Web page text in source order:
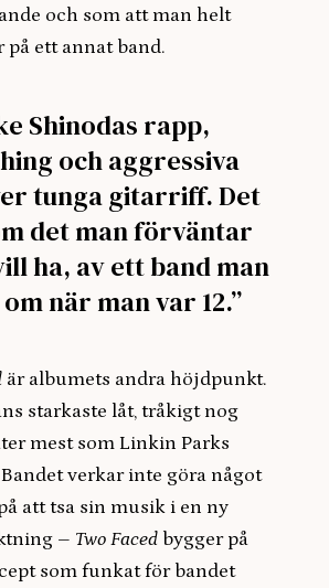
och som att man helt
ett annat band.
Shinodas rapp,
och aggressiva
tunga gitarriff. Det
det man förväntar
ha, av ett band man
när man var 12.”
är albumets andra höjdpunkt.
starkaste låt, tråkigt nog
mest som Linkin Parks
verkar inte göra något
att tsa sin musik i en ny
– Two Faced bygger på
som funkat för bandet